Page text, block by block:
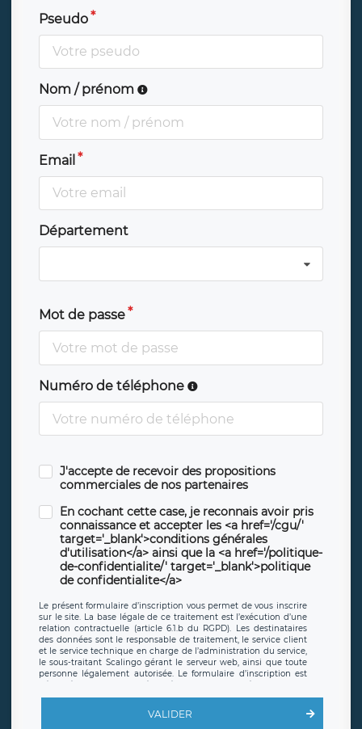
Pseudo
Nom / prénom
Email
Département
Mot de passe
Numéro de téléphone
J'accepte de recevoir des propositions
commerciales de nos partenaires
En cochant cette case, je reconnais avoir pris
connaissance et accepter les <a href='/cgu/'
target='_blank'>conditions générales
d'utilisation</a> ainsi que la <a href='/politique-
de-confidentialite/' target='_blank'>politique
de confidentialite</a>
Le présent formulaire d’inscription vous permet de vous inscrire
sur le site. La base légale de ce traitement est l’exécution d’une
relation contractuelle (article 6.1.b du RGPD). Les destinataires
des données sont le responsable de traitement, le service client
et le service technique en charge de l’administration du service,
le sous-traitant Scalingo gérant le serveur web, ainsi que toute
personne légalement autorisée. Le formulaire d’inscription est
offrant desclauses de protection conformes au RGPD. Les
en sollicite la suppression, étant entendu que vous pouvez
VALIDER